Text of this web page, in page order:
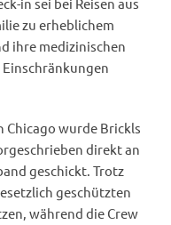
in sei bei Reisen aus
zu erheblichem
ihre medizinischen
Chicago wurde Brickls
direkt an
geschickt. Trotz
geschützten
während die Crew